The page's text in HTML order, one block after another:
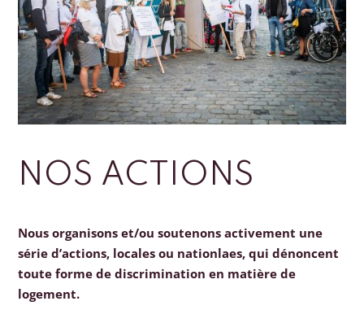
NOS ACTIONS
Nous organisons et/ou soutenons activement une
série d’actions, locales ou nationlaes, qui dénoncent
toute forme de discrimination en matière de
logement.